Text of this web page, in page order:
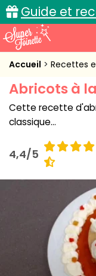
Guide et
Accueil
Recettes de cuisine
Cuisine pratique
L'actu cuisine
Accueil Recettes
Abricots à
Cette recette
classique...
4,4/5